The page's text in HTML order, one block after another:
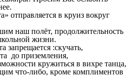
отправляется в круиз вокруг
наш полёт, продолжительность
жизни.
запрещается :скучать,
до приземления,
кружиться в вихре танца,
что-либо, кроме комплиментов